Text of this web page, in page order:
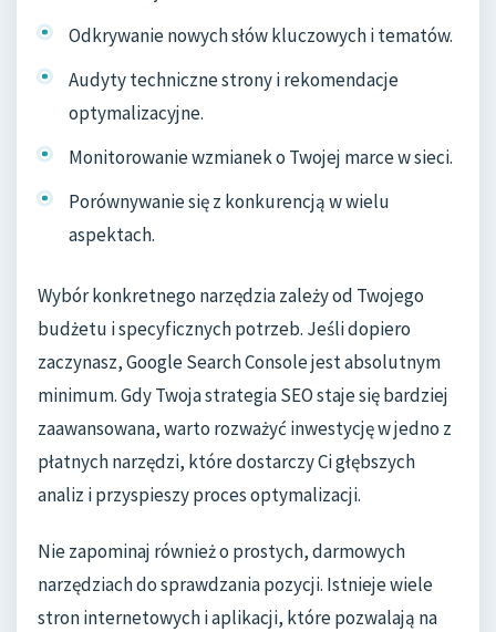
Odkrywanie nowych słów kluczowych i tematów.
Audyty techniczne strony i rekomendacje
optymalizacyjne.
Monitorowanie wzmianek o Twojej marce w sieci.
Porównywanie się z konkurencją w wielu
aspektach.
Wybór konkretnego narzędzia zależy od Twojego
budżetu i specyficznych potrzeb. Jeśli dopiero
zaczynasz, Google Search Console jest absolutnym
minimum. Gdy Twoja strategia SEO staje się bardziej
zaawansowana, warto rozważyć inwestycję w jedno z
płatnych narzędzi, które dostarczy Ci głębszych
analiz i przyspieszy proces optymalizacji.
Nie zapominaj również o prostych, darmowych
narzędziach do sprawdzania pozycji. Istnieje wiele
stron internetowych i aplikacji, które pozwalają na